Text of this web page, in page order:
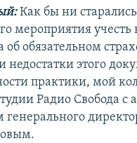
Как бы ни
мероприятия учесть
об обязательном
недостатки этого
практики, мой
Радио Свобода
генерального